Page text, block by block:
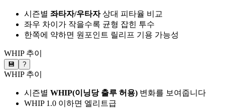
시즌별 좌타자/우타자상대 피타율 비교
좌우 차이가 작을수록 균형 잡힌 투수
한쪽에 약하면 원포인트 릴리프 기용 가능성
WHIP 추이
💾 ?
WHIP 추이
시즌별 WHIP(이닝당 출루 허용) 변화를 보여줍니다
WHIP 1.0 이하면 엘리트급